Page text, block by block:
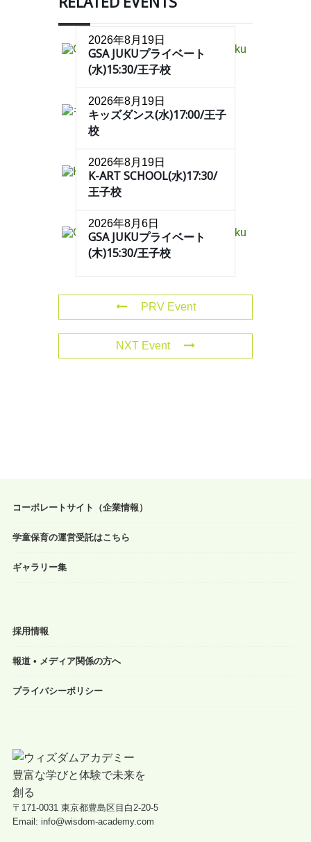
2026年8月19日
GSA JUKUプライベート
(水)15:30/王子校
2026年8月19日
キッズダンス(水)17:00/王子
校
2026年8月19日
K-ART SCHOOL(水)17:30/
王子校
2026年8月6日
GSA JUKUプライベート
(木)15:30/王子校
PRV Event
NXT Event
コーポレートサイト（企業情報）
学童保育の運営受託はこちら
ギャラリー集
採用情報
報道 • メディア関係の方へ
プライバシーポリシー
〒171-0031 東京都豊島区目白2-20-5
Email: info@wisdom-academy.com